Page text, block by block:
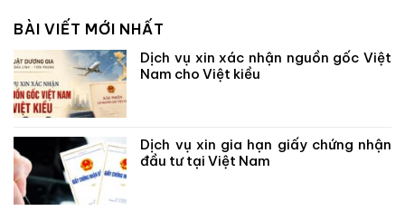
BÀI VIẾT MỚI NHẤT
Dịch vụ xin xác nhận nguồn gốc Việt
Nam cho Việt kiều
Dịch vụ xin gia hạn giấy chứng nhận
đầu tư tại Việt Nam